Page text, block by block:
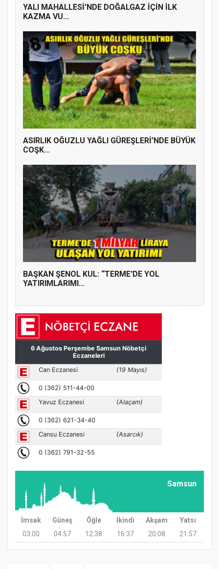
YALI MAHALLESİ’NDE DOĞALGAZ İÇİN İLK
KAZMA VU...
ASIRLIK OĞUZLU YAĞLI GÜREŞLERİ’NDE BÜYÜK
COŞK...
BAŞKAN ŞENOL KUL: “TERME'DE YOL
YATIRIMLARIMI...
Samsun
İmsak Güneş Öğle İkindi Akşam
Yatsı
03:00
04:57 12:38 16:37 20:08 21:57